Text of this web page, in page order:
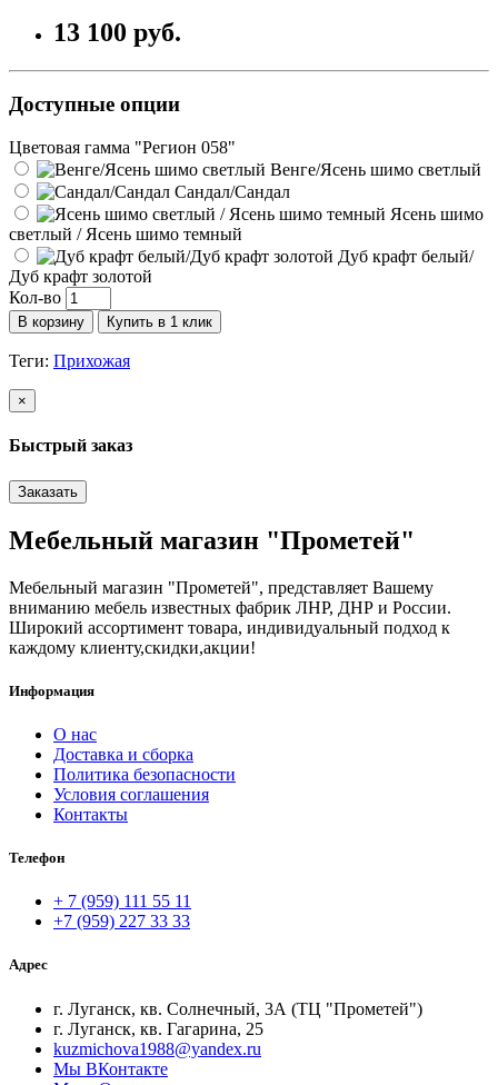
13 100 руб.
Доступные опции
Цветовая гамма "Регион 058"
Венге/Ясень шимо светлый
Сандал/Сандал
Ясень шимо
светлый / Ясень шимо темный
Дуб крафт белый/
Дуб крафт золотой
Кол-во
В корзину Купить в 1 клик
Теги: Прихожая
×
Быстрый заказ
Заказать
Мебельный магазин "Прометей"
Мебельный магазин "Прометей", представляет Вашему
вниманию мебель известных фабрик ЛНР, ДНР и России.
Широкий ассортимент товара, индивидуальный подход к
каждому клиенту,скидки,акции!
Информация
О нас
Доставка и сборка
Политика безопасности
Условия соглашения
Контакты
Телефон
+ 7 (959) 111 55 11
+7 (959) 227 33 33
Адрес
г. Луганск, кв. Солнечный, 3А (ТЦ "Прометей")
г. Луганск, кв. Гагарина, 25
kuzmichova1988@yandex.ru
Мы ВКонтакте